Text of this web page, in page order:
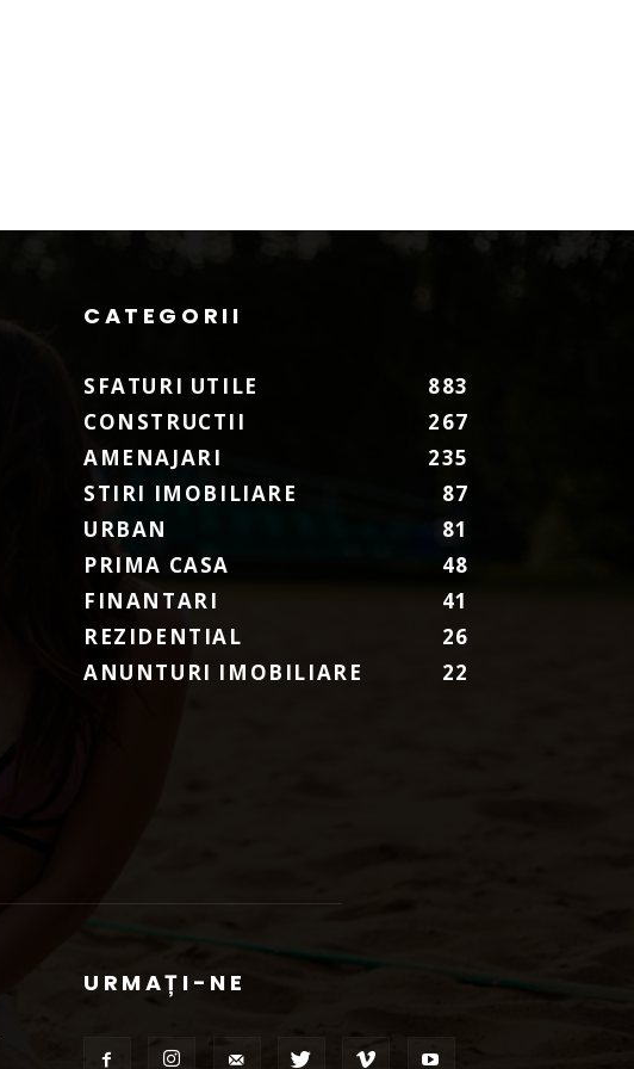
CATEGORII
SFATURI UTILE
883
CONSTRUCTII
267
AMENAJARI
235
STIRI IMOBILIARE
87
URBAN
81
PRIMA CASA
48
FINANTARI
41
REZIDENTIAL
26
ANUNTURI IMOBILIARE
22
URMAȚI-NE